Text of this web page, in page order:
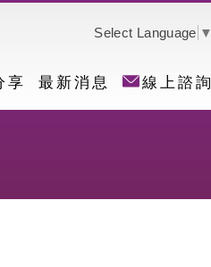
Select Language ▼
享 最新消息 線上諮詢